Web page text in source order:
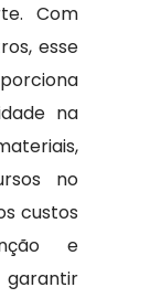
Com
esse
na
no
custos
e